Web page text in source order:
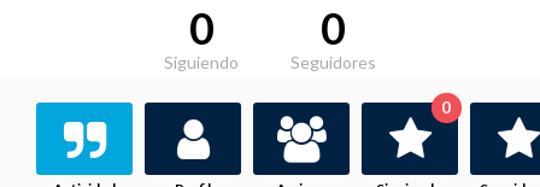
0
Siguiendo
0
Seguidores
0